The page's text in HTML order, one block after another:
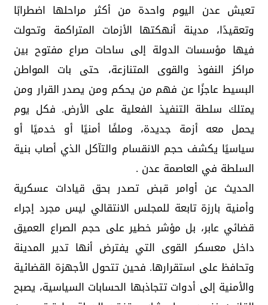
تعيش عدن اليوم واحدة من أكثر مراحلها اضطرابًا
وتعقيدًا، مدينة أنهكتها الأزمات المتراكمة وتحولت
فيها مؤسسات الدولة إلى ساحات صراع مفتوح بين
مراكز النفوذ والقوى المتنازعة، حتى بات المواطن
البسيط عاجزًا عن فهم من يحكم ومن يصدر القرار ومن
يمتلك سلطة التنفيذ الفعلية على الأرض. فكل يوم
يحمل معه أزمة جديدة، وملفًا أمنيًا أو خدميًا أو
سياسيًا يكشف حجم الانقسام والتآكل الذي أصاب بنية
السلطة في العاصمة عدن .
الحديث عن أوامر قبض تصدر بحق قيادات عسكرية
وأمنية بارزة تابعة للمجلس الانتقالي ليس مجرد إجراء
قضائي عابر، بل مؤشر خطير على حجم الصراع العميق
داخل معسكر القوى التي يفترض أنها تدير المدينة
وتحافظ على استقرارها. فحين تتحول الأجهزة القضائية
والأمنية إلى أدوات تتجاذبها الحسابات السياسية، يصبح